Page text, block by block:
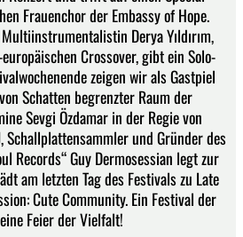
Frauenchor der Embassy of Hope.
Derya Yıldırım,
Crossover, gibt ein Solo-
zeigen wir als Gastpiel
Schatten begrenzter Raum der
Sevgi Özdamar in der Regie von
Schallplattensammler und Gründer des
Records“ Guy Dermosessian legt zur
am letzten Tag des Festivals zu Late
Cute Community. Ein Festival der
Feier der Vielfalt!